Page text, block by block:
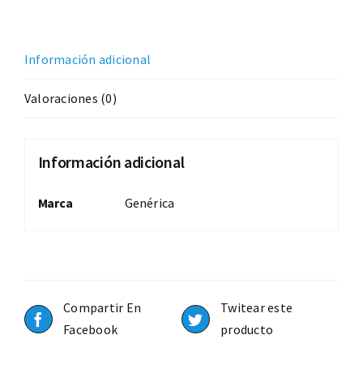
Información adicional
Valoraciones (0)
Información adicional
Marca Genérica
Compartir En
Facebook
Twitear este
producto